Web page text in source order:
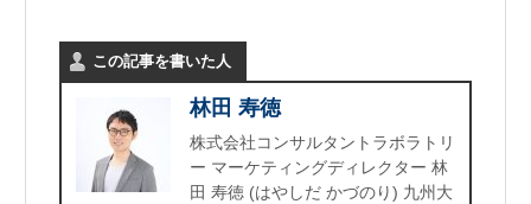
この記事を書いた人
林田 寿徳
株式会社コンサルタントラボラトリ
ー マーケティングディレクター 林
田 寿徳 (はやしだ かづのり) 九州大